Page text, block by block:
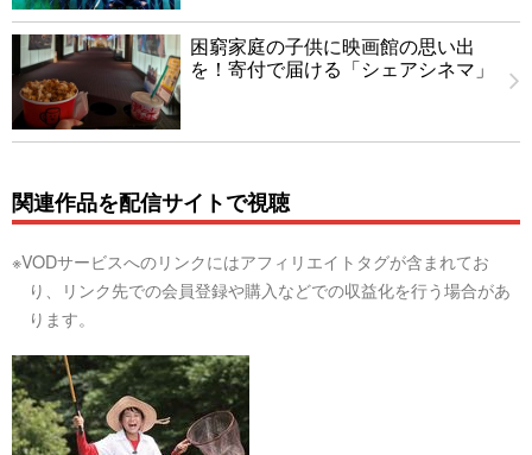
困窮家庭の子供に映画館の思い出
を！寄付で届ける「シェアシネマ」
関連作品を配信サイトで視聴
※VODサービスへのリンクにはアフィリエイトタグが含まれてお
り、リンク先での会員登録や購入などでの収益化を行う場合があ
ります。